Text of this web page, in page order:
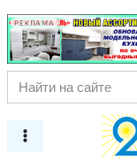
РЕКЛАМА